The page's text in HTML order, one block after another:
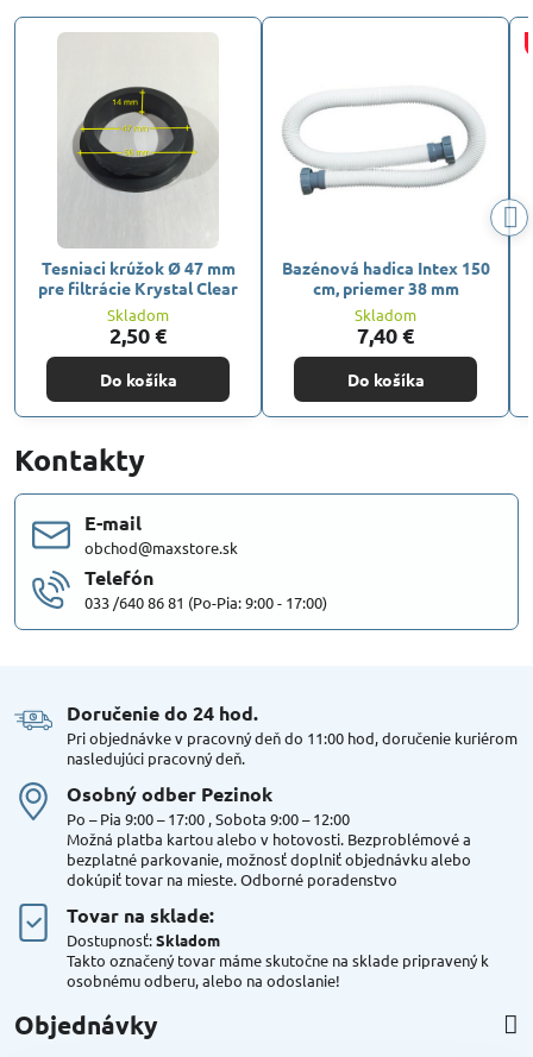
Tesniaci krúžok Ø 47 mm
pre filtrácie Krystal Clear
Skladom
2,50 €
Do košíka
Bazénová hadica Intex 150
cm, priemer 38 mm
Skladom
7,40 €
Do košíka
Kontakty
E-mail
obchod@maxstore.sk
Telefón
033 /640 86 81 (Po-Pia: 9:00 - 17:00)
Doručenie do 24 hod​.
Pri objednávke v pracovný deň do 11:00 hod, doručenie kuriérom
nasledujúci pracovný deň.
Osobný odber Pezinok
Po – Pia 9:00 – 17:00 , Sobota 9:00 – 12:00
Možná platba kartou alebo v hotovosti. Bezproblémové a
bezplatné parkovanie, možnosť doplniť objednávku alebo
dokúpiť tovar na mieste. Odborné poradenstvo
Tovar na sklade:
Dostupnosť:Skladom
Takto označený tovar máme skutočne na sklade pripravený k
osobnému odberu, alebo na odoslanie!
Objednávky